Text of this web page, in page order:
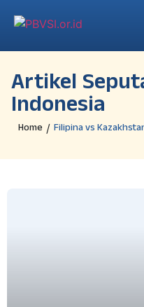
Artikel
Indonesia
Home / Filipina vs